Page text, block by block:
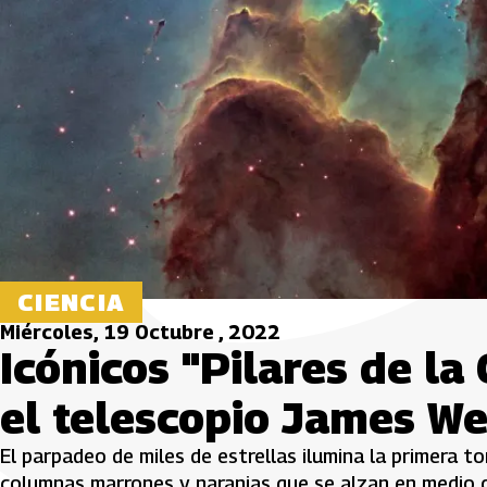
CIENCIA
Miércoles, 19 Octubre , 2022
Icónicos "Pilares de la
el telescopio James
El parpadeo de miles de estrellas ilumina la primera